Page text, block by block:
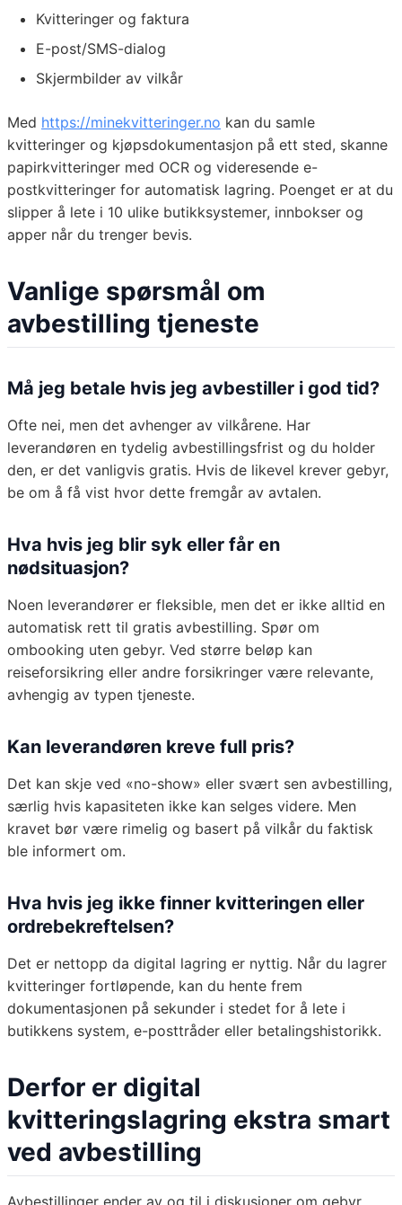
Kvitteringer og faktura
E-post/SMS-dialog
Skjermbilder av vilkår
Med https://minekvitteringer.no kan du samle
kvitteringer og kjøpsdokumentasjon på ett sted, skanne
papirkvitteringer med OCR og videresende e-
postkvitteringer for automatisk lagring. Poenget er at du
slipper å lete i 10 ulike butikksystemer, innbokser og
apper når du trenger bevis.
Vanlige spørsmål om
avbestilling tjeneste
Må jeg betale hvis jeg avbestiller i god tid?
Ofte nei, men det avhenger av vilkårene. Har
leverandøren en tydelig avbestillingsfrist og du holder
den, er det vanligvis gratis. Hvis de likevel krever gebyr,
be om å få vist hvor dette fremgår av avtalen.
Hva hvis jeg blir syk eller får en
nødsituasjon?
Noen leverandører er fleksible, men det er ikke alltid en
automatisk rett til gratis avbestilling. Spør om
ombooking uten gebyr. Ved større beløp kan
reiseforsikring eller andre forsikringer være relevante,
avhengig av typen tjeneste.
Kan leverandøren kreve full pris?
Det kan skje ved «no-show» eller svært sen avbestilling,
særlig hvis kapasiteten ikke kan selges videre. Men
kravet bør være rimelig og basert på vilkår du faktisk
ble informert om.
Hva hvis jeg ikke finner kvitteringen eller
ordrebekreftelsen?
Det er nettopp da digital lagring er nyttig. Når du lagrer
kvitteringer fortløpende, kan du hente frem
dokumentasjonen på sekunder i stedet for å lete i
butikkens system, e-posttråder eller betalingshistorikk.
Derfor er digital
kvitteringslagring ekstra smart
ved avbestilling